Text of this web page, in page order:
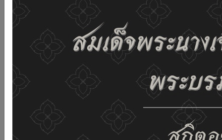
02-659-6811 saraban@dop.mail.go.th
Change display settings
CCC